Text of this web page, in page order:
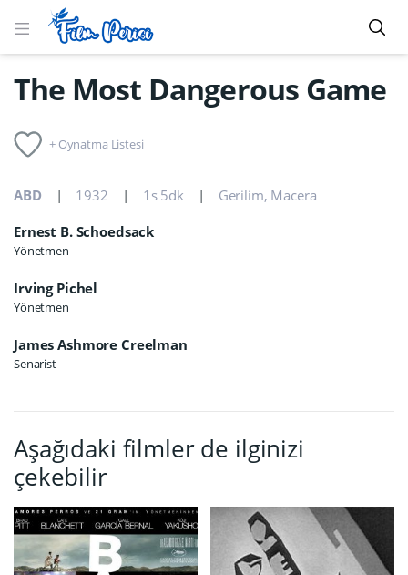
The Most Dangerous Game
+ Oynatma Listesi
ABD 1932 1s 5dk Gerilim, Macera
Ernest B. Schoedsack
Yönetmen
Irving Pichel
Yönetmen
James Ashmore Creelman
Senarist
Aşağıdaki filmler de ilginizi
çekebilir